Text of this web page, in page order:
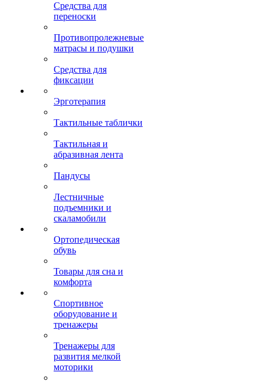
Средства для
переноски
Противопролежневые
матрасы и подушки
Средства для
фиксации
Эрготерапия
Тактильные таблички
Тактильная и
абразивная лента
Пандусы
Лестничные
подъемники и
скаламобили
Ортопедическая
обувь
Товары для сна и
комфорта
Спортивное
оборудование и
тренажеры
Тренажеры для
развития мелкой
моторики